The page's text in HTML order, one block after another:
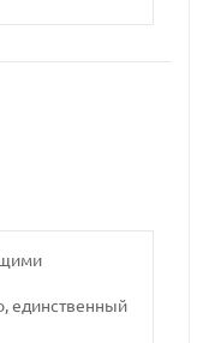
единственный